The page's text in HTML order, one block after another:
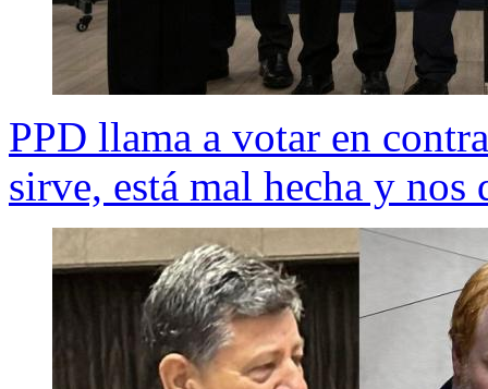
PPD llama a votar en
sirve, está mal hecha y